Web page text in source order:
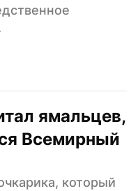
ямальцев,
Всемирный
который